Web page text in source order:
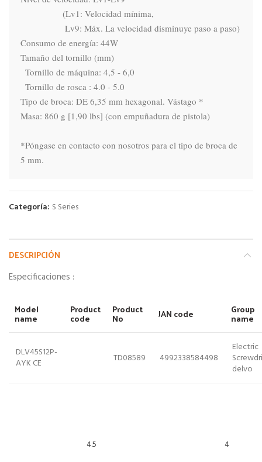
Consumo de energía: 44W
Tamaño del tornillo (mm)
Tipo de broca: DE 6,35 mm hexagonal. Vástago *
Masa: 860 g [1,90 lbs] (con empuñadura de pistola)
*Póngase en contacto con nosotros para el tipo de broca de
5 mm.
Categoría: S Series
DESCRIPCIÓN
Especificaciones :
Model
name
Product
code
Product
No JAN code Group
name
DLV45S12P-
AYK CE
TD08589 4992338584498
Electric
delvo
4.5
4